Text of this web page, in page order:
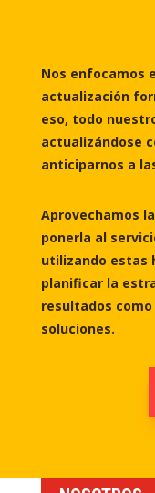
Nos enfocamos
actualización
eso, todo
actualizándose
anticiparnos a
Aprovechamos
ponerla al
utilizando estas
planificar la
resultados
soluciones.